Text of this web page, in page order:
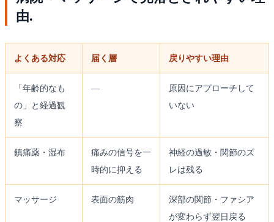
由.
よくある対応 届く層 戻りやすい理由
「年齢的なも
の」と経過観
察
—
原因にアプローチして
いない
鎮痛薬・湿布
痛みの信号を一
時的に抑える
神経の過敏・関節のズ
レは残る
マッサージ 表面の筋肉
深部の関節・ファシア
が変わらず翌日戻る